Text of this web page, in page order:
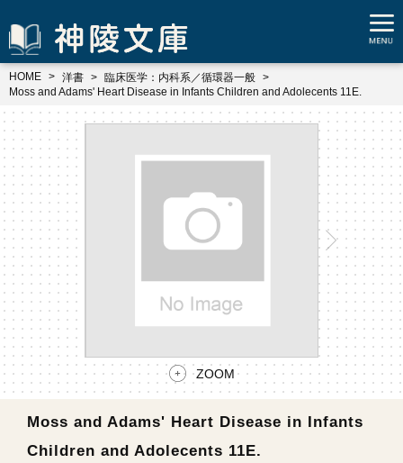
HOME 洋書
臨床医学：内科系／循環器一般
Moss and Adams' Heart Disease in Infants Children and Adolecents 11E.
ZOOM
Moss and Adams' Heart Disease in Infants
Children and Adolecents 11E.